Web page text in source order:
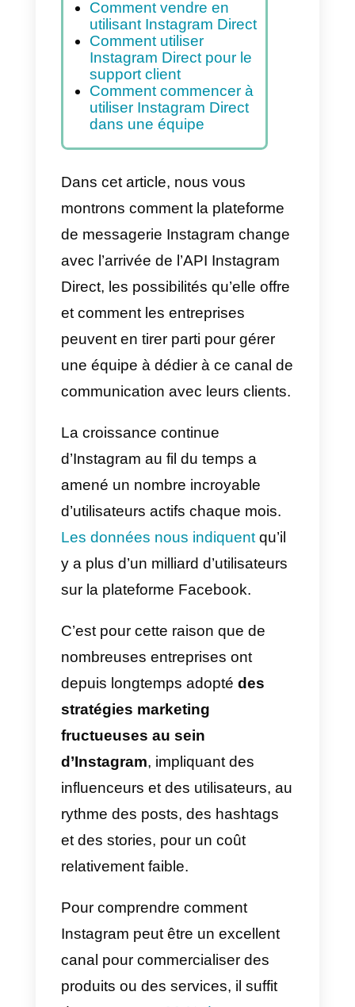
Ce qui change avec
l’arrivée des API
d’Instagram Direct
Pourquoi utiliser
Instagram Direct en
équipe
Comment vendre en
utilisant Instagram Direct
Comment utiliser
Instagram Direct pour le
support client
Comment commencer à
utiliser Instagram Direct
dans une équipe
Dans cet article, nous vous
montrons comment la plateforme
Direct, les possibilités qu’elle
et comment les entreprises
peuvent en tirer parti pour gérer
une équipe à dédier à ce canal
La croissance continue
d’Instagram au fil du temps a
amené un nombre incroyable
d’utilisateurs actifs chaque mois.
Les données nous indiquent
y a plus d’un milliard d’utilisateurs
sur la plateforme Facebook.
C’est pour cette raison que de
nombreuses entreprises ont
depuis longtemps adopté
stratégies marketing